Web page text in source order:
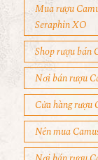
Mua rượu
Seraphin XO
Shop rượu bán
Nơi bán rượu
Cửa hàng rượu
Nên mua